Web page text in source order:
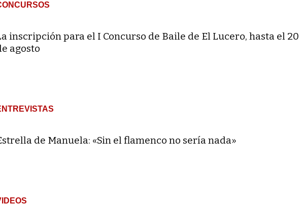
inscripción para el I Concurso de Baile de El Lucero, hasta el 20
agosto
de Manuela: «Sin el flamenco no sería nada»